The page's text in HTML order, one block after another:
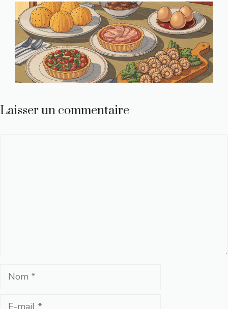
Laisser un commentaire
Nom